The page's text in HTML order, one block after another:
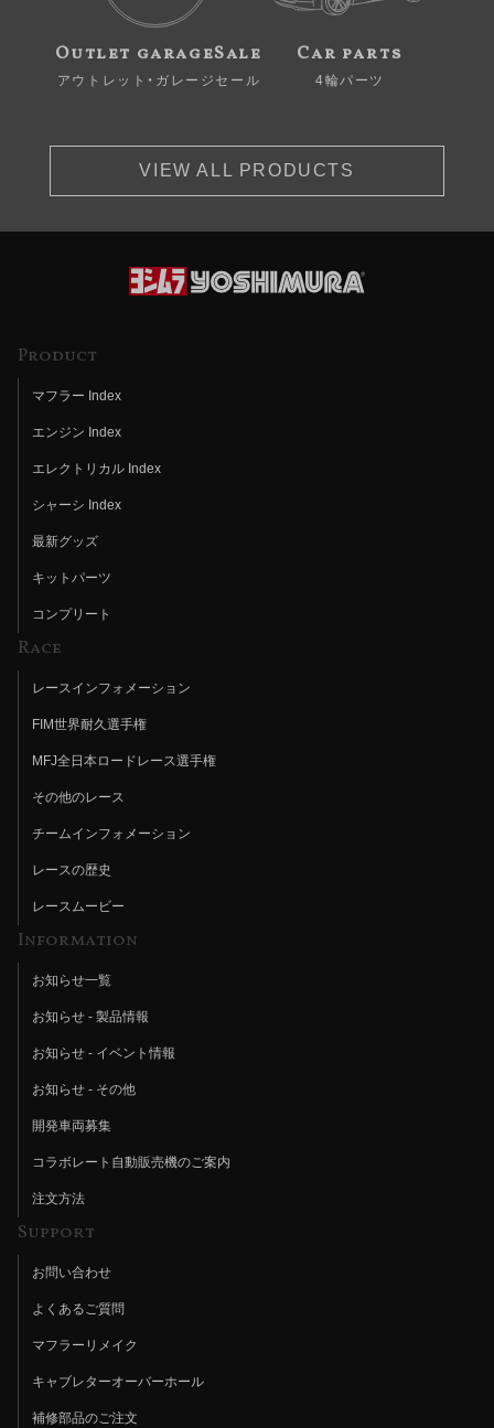
Outlet garageSale
アウトレット・ガレージセール
Car parts
4輪パーツ
VIEW ALL PRODUCTS
Product
マフラー Index
エンジン Index
エレクトリカル Index
シャーシ Index
最新グッズ
キットパーツ
コンプリート
Race
レースインフォメーション
FIM世界耐久選手権
MFJ全日本ロードレース選手権
その他のレース
チームインフォメーション
レースの歴史
レースムービー
Information
お知らせ一覧
お知らせ - 製品情報
お知らせ - イベント情報
お知らせ - その他
開発車両募集
コラボレート自動販売機のご案内
注文方法
Support
お問い合わせ
よくあるご質問
マフラーリメイク
キャブレターオーバーホール
補修部品のご注文